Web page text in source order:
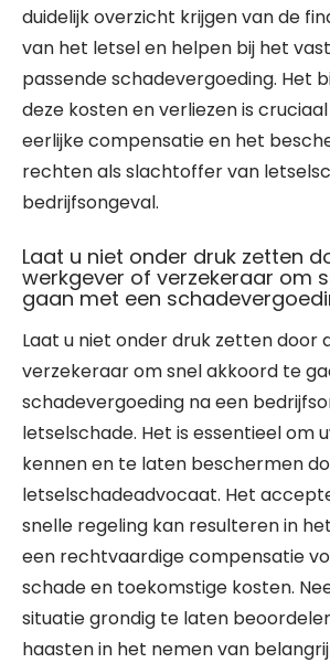
duidelijk overzicht krijgen van de
van het letsel en helpen bij het
passende schadevergoeding. Het
deze kosten en verliezen is
eerlijke compensatie en het
rechten als slachtoffer van
bedrijfsongeval.
Laat u niet onder druk zetten
werkgever of verzekeraar om
gaan met een
Laat u niet onder druk zetten door
verzekeraar om snel akkoord te
schadevergoeding na een
letselschade. Het is essentieel om
kennen en te laten beschermen
letselschadeadvocaat. Het
snelle regeling kan resulteren in
een rechtvaardige compensatie
schade en toekomstige kosten.
situatie grondig te laten
haasten in het nemen van